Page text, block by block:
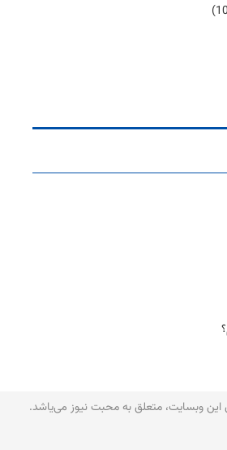
وبسایت، متعلق به محبت نیوز می‌یاشد.